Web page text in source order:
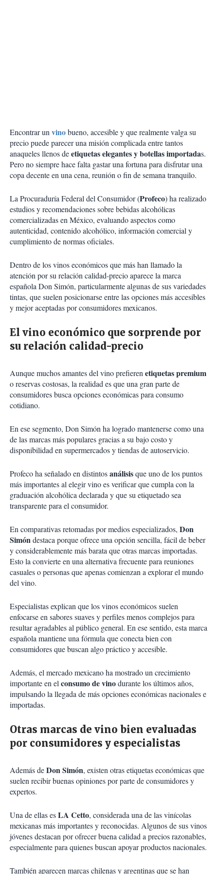
Encontrar unvinobueno, accesible y que realmente valga su
precio puede parecer una misión complicada entre tantos
anaqueles llenos deetiquetas elegantes y botellas importadas.
Pero no siempre hace falta gastar una fortuna para disfrutar una
copa decente en una cena, reunión o fin de semana tranquilo.
La Procuraduría Federal del Consumidor (Profeco) ha realizado
estudios y recomendaciones sobre bebidas alcohólicas
comercializadas en México, evaluando aspectos como
autenticidad, contenido alcohólico, información comercial y
cumplimiento de normas oficiales.
Dentro de los vinos económicos que más han llamado la
atención por su relación calidad-precio aparece la marca
española Don Simón, particularmente algunas de sus variedades
tintas, que suelen posicionarse entre las opciones más accesibles
y mejor aceptadas por consumidores mexicanos.
El vino económico que sorprende por
su relación calidad-precio
Aunque muchos amantes del vino prefierenetiquetas premium
o reservas costosas, la realidad es que una gran parte de
consumidores busca opciones económicas para consumo
cotidiano.
En ese segmento, Don Simón ha logrado mantenerse como una
de las marcas más populares gracias a su bajo costo y
disponibilidad en supermercados y tiendas de autoservicio.
Profeco ha señalado en distintosanálisisque uno de los puntos
más importantes al elegir vino es verificar que cumpla con la
graduación alcohólica declarada y que su etiquetado sea
transparente para el consumidor.
En comparativas retomadas por medios especializados, Don
Simóndestaca porque ofrece una opción sencilla, fácil de beber
y considerablemente más barata que otras marcas importadas.
Esto la convierte en una alternativa frecuente para reuniones
casuales o personas que apenas comienzan a explorar el mundo
del vino.
Especialistas explican que los vinos económicos suelen
enfocarse en sabores suaves y perfiles menos complejos para
resultar agradables al público general. En ese sentido, esta marca
española mantiene una fórmula que conecta bien con
consumidores que buscan algo práctico y accesible.
Además, el mercado mexicano ha mostrado un crecimiento
importante en elconsumo de vinodurante los últimos años,
impulsando la llegada de más opciones económicas nacionales e
importadas.
Otras marcas de vino bien evaluadas
por consumidores y especialistas
Además deDon Simón, existen otras etiquetas económicas que
suelen recibir buenas opiniones por parte de consumidores y
expertos.
Una de ellas esLA Cetto, considerada una de las vinícolas
mexicanas más importantes y reconocidas. Algunos de sus vinos
jóvenes destacan por ofrecer buena calidad a precios razonables,
especialmente para quienes buscan apoyar productos nacionales.
También aparecen marcas chilenas y argentinas que se han